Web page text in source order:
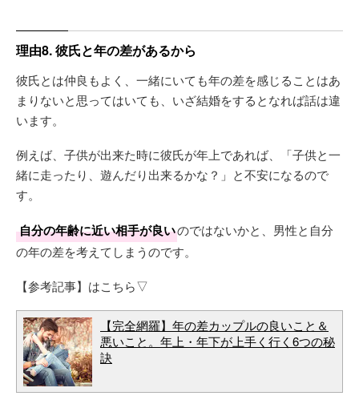
理由8. 彼氏と年の差があるから
彼氏とは仲良もよく、一緒にいても年の差を感じることはあ
まりないと思ってはいても、いざ結婚をするとなれば話は違
います。
例えば、子供が出来た時に彼氏が年上であれば、「子供と一
緒に走ったり、遊んだり出来るかな？」と不安になるので
す。
自分の年齢に近い相手が良いのではないかと、男性と自分
の年の差を考えてしまうのです。
【参考記事】はこちら▽
【完全網羅】年の差カップルの良いこと＆
悪いこと。年上・年下が上手く行く6つの秘
訣